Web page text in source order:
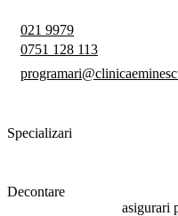
021 9979
0751 128 113
Specializari
Decontare
asigurari